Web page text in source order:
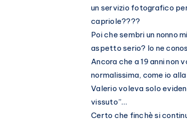
un servizio fotografico
capriole????
Poi che sembri un nonno
aspetto serio? Io ne
Ancora che a 19 anni non
normalissima, come io
Valerio voleva solo
vissuto”…
Certo che finchè si